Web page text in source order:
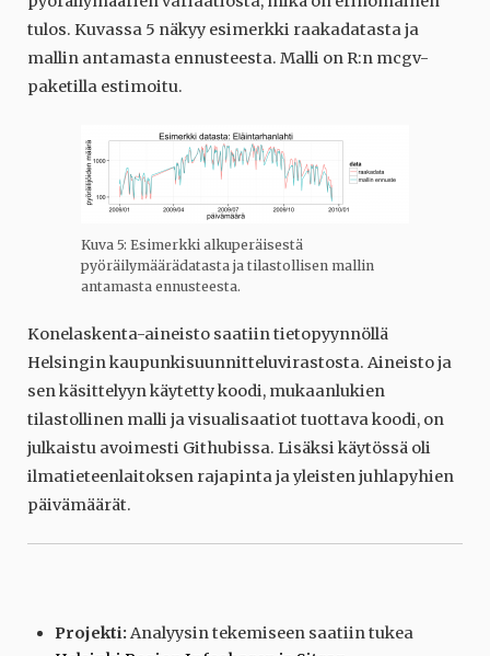
tulos. Kuvassa 5 näkyy esimerkki raakadatasta ja
mallin antamasta ennusteesta. Malli on R:n mcgv-
paketilla estimoitu.
Kuva 5: Esimerkki alkuperäisestä
pyöräilymäärädatasta ja tilastollisen mallin
antamasta ennusteesta.
Konelaskenta-aineisto saatiin tietopyynnöllä
Helsingin kaupunkisuunnitteluvirastosta. Aineisto ja
sen käsittelyyn käytetty koodi, mukaanlukien
tilastollinen malli ja visualisaatiot tuottava koodi, on
julkaistu avoimesti Githubissa. Lisäksi käytössä oli
ilmatieteenlaitoksen rajapinta ja yleisten juhlapyhien
päivämäärät.
Projekti: Analyysin tekemiseen saatiin tukea